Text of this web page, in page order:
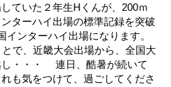
ていた２年生Hくんが、200ｍ
ターハイ出場の標準記録を突破
インターハイ出場になります。
、近畿大会出場から、全国大
し・・・ 連日、酷暑が続いて
も気をつけて、過ごしてくださ